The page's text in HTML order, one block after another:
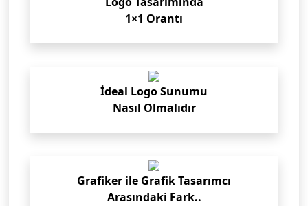
1×1 Orantı
İdeal Logo Sunumu
Nasıl Olmalıdır
Grafiker ile Grafik Tasarımcı
Arasındaki Fark..